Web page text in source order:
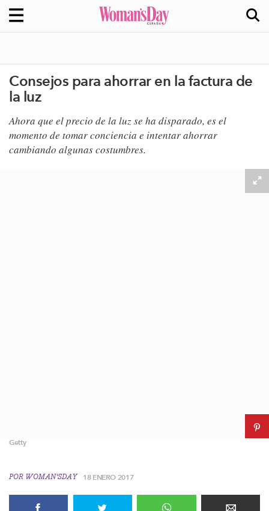
Consejos para ahorrar en la factura de
la luz
Ahora que el precio de la luz se ha disparado, es el
momento de tomar conciencia e intentar ahorrar
cambiando algunas costumbres.
Getty
POR WOMAN'SDAY 18 ENERO 2017